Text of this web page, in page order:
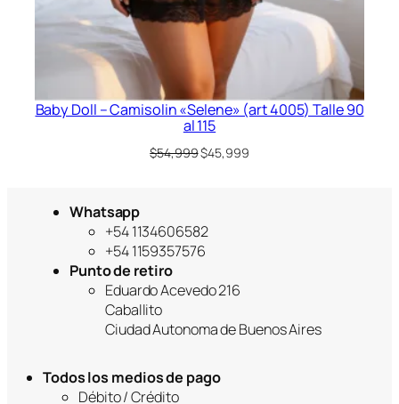
Baby Doll – Camisolin «Selene» (art 4005) Talle 90
al 115
$54,999El
$45,999El
Whatsapp
+54 1134606582
+54 1159357576
Punto de retiro
Eduardo Acevedo 216
Caballito
Ciudad Autonoma de Buenos Aires
Todos los medios de pago
Débito / Crédito